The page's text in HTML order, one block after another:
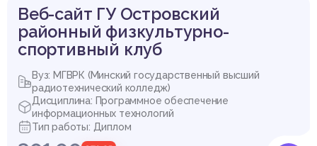
Веб-сайт ГУ Островский
районный физкультурно-
спортивный клуб
Вуз: МГВРК (Минский государственный высший
радиотехнический колледж)
Дисциплина: Программное обеспечение
информационных технологий
Тип работы: Диплом